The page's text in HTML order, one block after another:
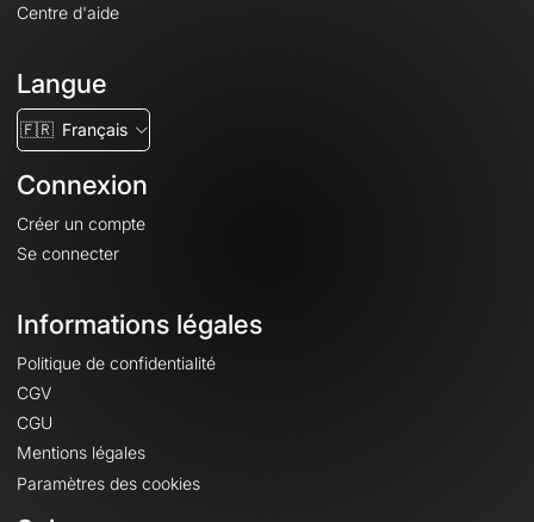
Centre d'aide
Langue
🇫🇷 Français
Connexion
Créer un compte
Se connecter
Informations légales
Politique de confidentialité
CGV
CGU
Mentions légales
Paramètres des cookies